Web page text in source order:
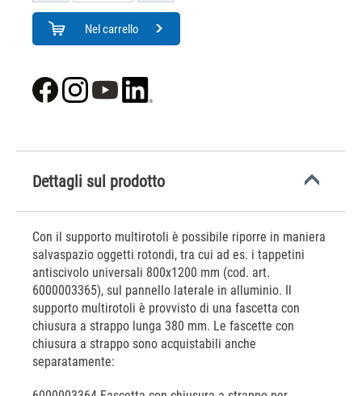
Nel carrello
Dettagli sul prodotto
Con il supporto multirotoli è possibile riporre in maniera
salvaspazio oggetti rotondi, tra cui ad es. i tappetini
antiscivolo universali 800x1200 mm (cod. art.
6000003365), sul pannello laterale in alluminio. Il
supporto multirotoli è provvisto di una fascetta con
chiusura a strappo lunga 380 mm. Le fascette con
chiusura a strappo sono acquistabili anche
separatamente: